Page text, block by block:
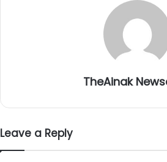
TheAinak
Leave a Reply